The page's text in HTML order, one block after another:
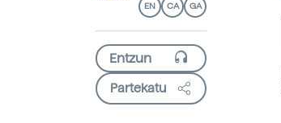
EN CA GA
Partekatu